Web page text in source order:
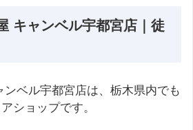
キャンベル宇都宮店｜徒
ベル宇都宮店は、栃木県内でも
ショップです。